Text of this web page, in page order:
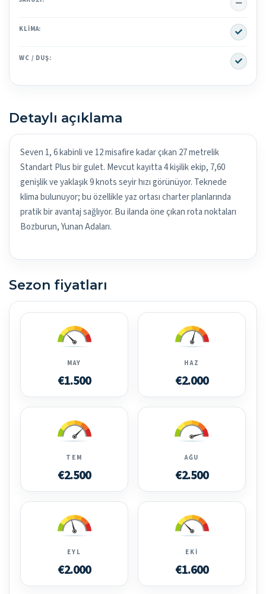
KLIMA: Yes
WC / DUŞ: Yes
Detaylı açıklama
Seven 1, 6 kabinli ve 12 misafire kadar çıkan 27 metrelik
Standart Plus bir gulet. Mevcut kayıtta 4 kişilik ekip, 7,60
genişlik ve yaklaşık 9 knots seyir hızı görünüyor. Teknede
klima bulunuyor; bu özellikle yaz ortası charter planlarında
pratik bir avantaj sağlıyor. Bu ilanda öne çıkan rota noktaları
Bozburun, Yunan Adaları.
Sezon fiyatları
MAY
€1.500
HAZ
€2.000
TEM
€2.500
AĞU
€2.500
EYL
€2.000
EKI
€1.600